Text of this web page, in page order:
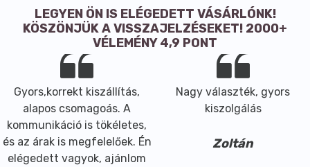
LEGYEN ÖN IS ELÉGEDETT VÁSÁRLÓNK!
KÖSZÖNJÜK A VISSZAJELZÉSEKET! 2000+
VÉLEMÉNY 4,9 PONT
Gyors,korrekt kiszállítás,
alapos csomagoás. A
kommunikáció is tökéletes,
és az árak is megfelelőek. Én
elégedett vagyok, ajánlom
Nagy választék, gyors
kiszolgálás
Zoltán